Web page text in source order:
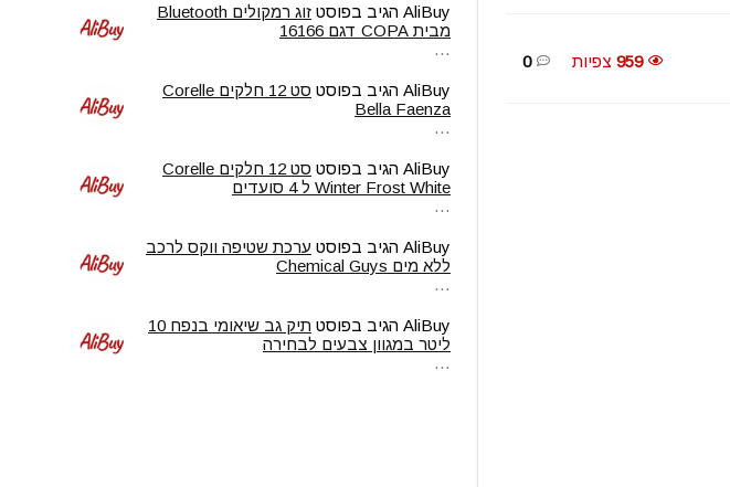
959 צפיות 0
AliBuy הגיב בפוסט
זוג רמקולים Bluetooth
מבית COPA דגם 16166
…
AliBuy הגיב בפוסט
סט 12 חלקים Corelle
Bella Faenza
…
AliBuy הגיב בפוסט
סט 12 חלקים Corelle
Winter Frost White ל 4 סועדים
…
AliBuy הגיב בפוסט ערכת שטיפה ווקס לרכב
ללא מים Chemical Guys
…
AliBuy הגיב בפוסט
תיק גב שיאומי בנפח 10
ליטר במגוון צבעים לבחירה
…